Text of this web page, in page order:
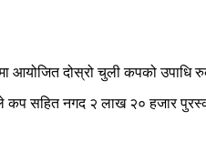
आयोजित दोस्रो चुली कपको
कप सहित नगद २ लाख २० हजार